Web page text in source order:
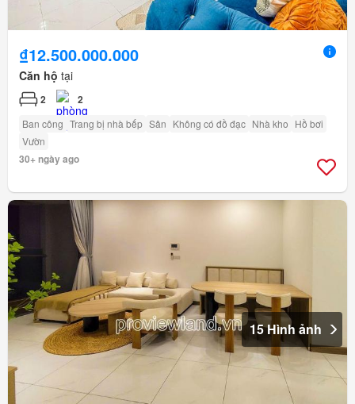
₫12.500.000.000
Căn hộ tại
2 2
Ban công Trang bị nhà bếp Sân Không có đồ đạc Nhà kho Hồ bơi
Vườn
30+ ngày ago
15 Hình ảnh